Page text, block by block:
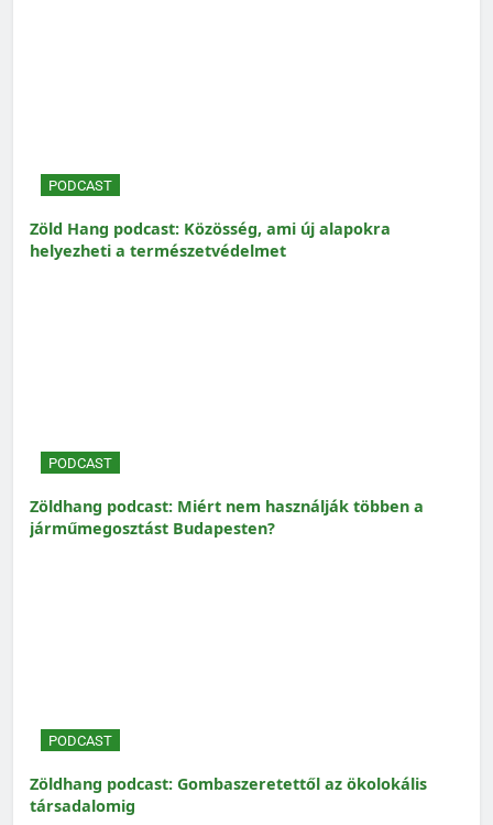
PODCAST
Zöld Hang podcast: Közösség, ami új alapokra
helyezheti a természetvédelmet
PODCAST
Zöldhang podcast: Miért nem használják többen a
járműmegosztást Budapesten?
PODCAST
Zöldhang podcast: Gombaszeretettől az ökolokális
társadalomig